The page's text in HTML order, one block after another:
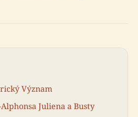
Význam
Juliena a Busty